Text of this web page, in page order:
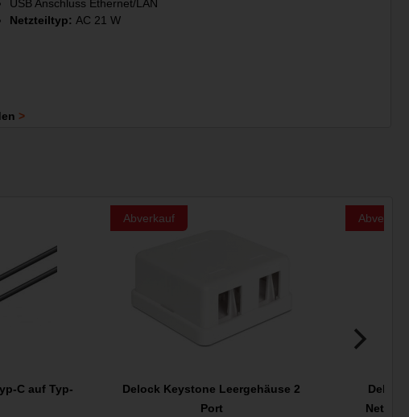
USB Anschluss Ethernet/LAN
Netzteiltyp: AC 21 W
C auf Typ-
Abverkauf
Delock Keystone Leergehäuse 2
Port
Abverkauf